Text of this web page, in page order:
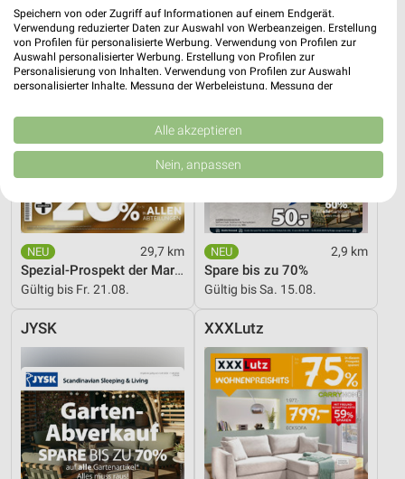
29,7 km
Spezial-Prospekt der Marken
Gültig bis Fr. 21.08.
2,9 km
Spare bis zu 70%
Gültig bis Sa. 15.08.
JYSK XXXLutz
Speichern von oder Zugriff auf Informationen auf einem Endgerät.
Verwendung reduzierter Daten zur Auswahl von Werbeanzeigen. Erstellung
von Profilen für personalisierte Werbung. Verwendung von Profilen zur
Auswahl personalisierter Werbung. Erstellung von Profilen zur
Personalisierung von Inhalten. Verwendung von Profilen zur Auswahl
personalisierter Inhalte. Messung der Werbeleistung. Messung der
Kombinationen von Daten aus verschiedenen Quellen. Entwicklung und
Verbesserung der Angebote. Verwendung reduzierter Daten zur Auswahl
von Inhalten.
Daten können außerhalb der Europäischen Union weitergegeben und in die
Website/App.
Partnerliste anzeigen (1 IAB-Anbieter)
Wir nutzen Ihre Daten für folgende Zwecke:
IAB-Verarbeitungszwecke:
auf einem Endgerät
Verwendung reduzierter Daten zur Auswahl von
Werbeanzeigen
Erstellung von Profilen für personalisierte
Werbung
Verwendung von Profilen zur Auswahl
personalisierter Werbung
Alle akzeptieren
Nein, anpassen